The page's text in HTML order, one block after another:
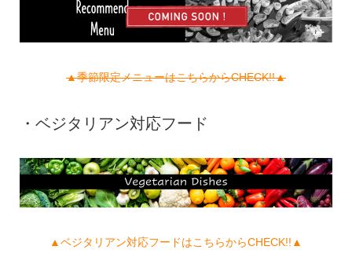
▲季節限定メニューはこちらからCHECK!!▲
・ベジタリアン対応フード
▲ベジタリアン対応フードはこちらからCHECK!!▲